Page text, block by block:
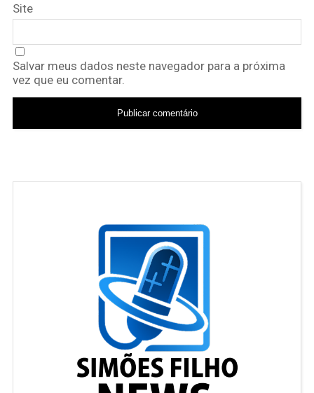
Site
Salvar meus dados neste navegador para a próxima
vez que eu comentar.